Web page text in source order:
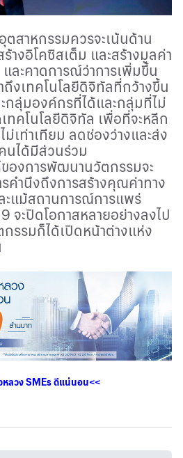
ตสาหกรรมควรจะเน้นด้าน
งอิโคซิสเต็ม และสร้างมูลค่า
ละคาดการณ์ว่าการเพิ่มขึ้น
ถึงเทคโนโลยีดิจิทัลที่กว้างขึ้น
กลุ่มองค์กรที่ได้และกลุ่มที่ไม่
ทคโนโลยีดิจิทัล เพื่อที่จะหลีก
เท่าเทียม ลดช่องว่างและส่ง
นได้มีส่วนร่วม
ของการพัฒนานวัตกรรมจะ
คำนึงถึงการสร้างคุณค่าทาง
ะแม้สถานการณ์การแพร่
จะปิดโอกาสหลายอย่างลงไป
กรรมก็ได้เปิดหน้าต่างแห่ง
หลวงSMEsดีแน่นอน<<